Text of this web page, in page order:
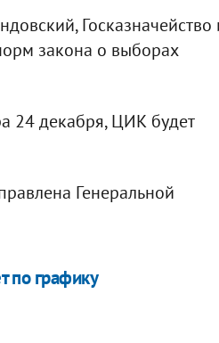
Госказначейство
закона о выборах
24 декабря, ЦИК будет
Генеральной
по графику